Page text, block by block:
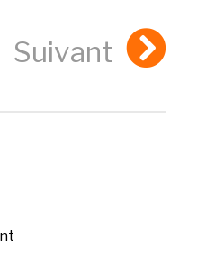
Suivant